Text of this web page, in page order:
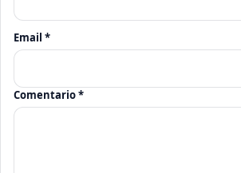
Email *
Comentario *